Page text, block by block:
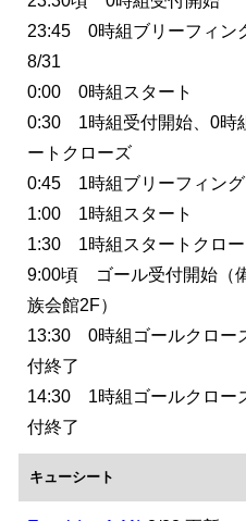
23:45 0時組ブリーフィン
8/31
0:00 0時組スタート
0:30 1時組受付開始、0時
ートクローズ
0:45 1時組ブリーフィング
1:00 1時組スタート
1:30 1時組スタートクロ
9:00頃 ゴール受付開始（
族会館2F）
13:30 0時組ゴールクロー
付終了
14:30 1時組ゴールクロー
付終了
キューシート